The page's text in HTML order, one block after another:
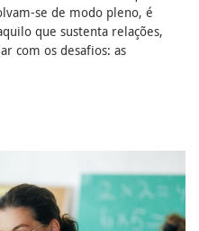
se de modo pleno, é
que sustenta relações,
com os desafios: as